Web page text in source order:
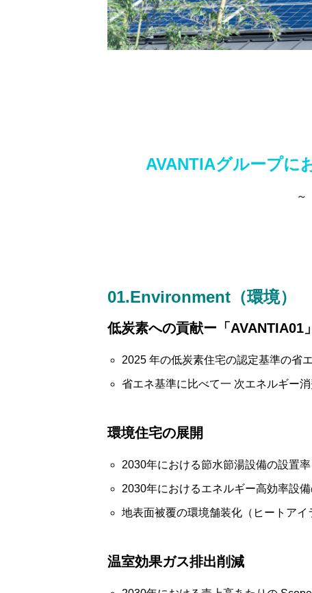
メッセージ
AVANTIAグループに
～
01.Environment（環境）
低炭素への貢献ー「AVANTIA01
2025 年の低炭素住宅の認定基準の省
省エネ基準に比べて一 次エネルギー
環境住宅の展開
2030年における節水節湯設備の設置
2030年におけるエネルギー高効率設
地表面被覆の環境舗装化（ヒートアイ
温室効果ガス排出削減